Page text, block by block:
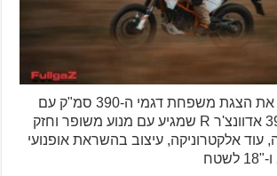
בק.ט.מ משלימים את הצגת משפחת דגמי ה-390 סמ"ק עם
החשיפה של ה-390 אדוונצ'ר R שמגיע עם מנוע משופר וחזק
עוד אלקטרוניקה, עיצוב בהשראת אופנועי